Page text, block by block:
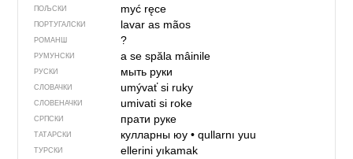
ПОЉСКИ myć ręce
ПОРТУГАЛСКИ lavar as mãos
РОМАНШ ?
РУМУНСКИ a se spăla mâinile
РУСКИ мыть руки
СЛОВАЧКИ umývať si ruky
СЛОВЕНАЧКИ umivati si roke
СРПСКИ прати руке
ТАТАРСКИ кулларны юу• qullarnı yuu
ТУРСКИ ellerini yıkamak